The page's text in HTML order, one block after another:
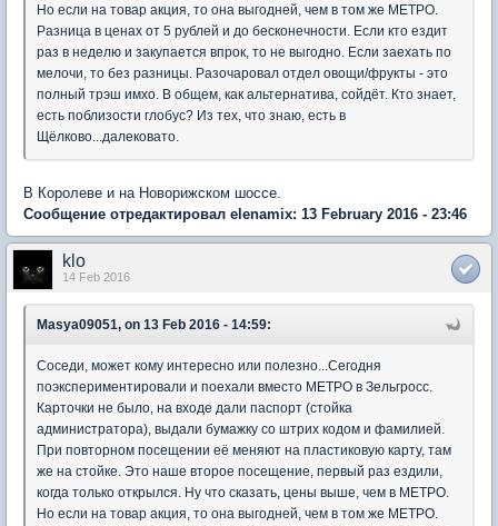
Но если на товар акция, то она выгодней, чем в том же МЕТРО.
Разница в ценах от 5 рублей и до бесконечности. Если кто ездит
раз в неделю и закупается впрок, то не выгодно. Если заехать по
мелочи, то без разницы. Разочаровал отдел овощи/фрукты - это
полный трэш имхо. В общем, как альтернатива, сойдёт. Кто знает,
есть поблизости глобус? Из тех, что знаю, есть в
Щёлково...далековато.
В Королеве и на Новорижском шоссе.
Сообщение отредактировал elenamix: 13 February 2016 - 23:46
klo
14 Feb 2016
Masya09051, on 13 Feb 2016 - 14:59:
Соседи, может кому интересно или полезно...Сегодня
поэкспериментировали и поехали вместо МЕТРО в Зельгросс.
Карточки не было, на входе дали паспорт (стойка
администратора), выдали бумажку со штрих кодом и фамилией.
При повторном посещении её меняют на пластиковую карту, там
же на стойке. Это наше второе посещение, первый раз ездили,
когда только открылся. Ну что сказать, цены выше, чем в МЕТРО.
Но если на товар акция, то она выгодней, чем в том же МЕТРО.